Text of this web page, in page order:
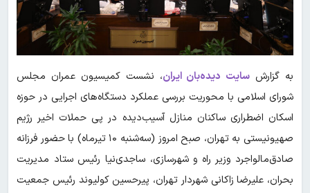
به گزارش سایت دیده‌بان ایران، نشست کمیسیون عمران مجلس
شورای اسلامی با محوریت بررسی عملکرد دستگاه‌های اجرایی در حوزه
اسکان اضطراری ساکنان منازل آسیب‌دیده در پی حملات اخیر رژیم
صهیونیستی به تهران، صبح امروز (سه‌شنبه ۱۰ تیرماه) با حضور فرزانه
صادق‌مالواجرد وزیر راه و شهرسازی، ساجدی‌نیا رئیس ستاد مدیریت
بحران، علیرضا زاکانی شهردار تهران، پیرحسین کولیوند رئیس جمعیت